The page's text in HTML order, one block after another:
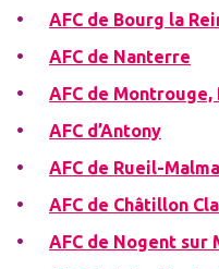
AFC de Bourg la
AFC de Nanterre
AFC de
AFC d’Antony
AFC de Rueil-
AFC de Châtillon
AFC de Nogent sur